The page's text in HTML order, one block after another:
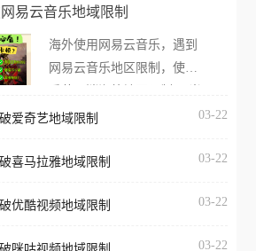
外打开腾讯视频，却突然弹
地区无法播放”的提示语。
海外用户如香港、澳门、台
亚、欧洲等国家和地区时，
台一样，出现地区及版权限
地区播放。 遇到这个问题的
易云音乐地域限制
海外使用网易云音乐，遇到
网易云音乐地区限制，使用
在海外打开网易云音乐，却
所在的地区无法播放”的提示
门、台湾、美国、加拿大、
爱奇艺地域限制 03-22
喜马拉雅地域限制 03-22
优酷视频地域限制 03-22
03-22